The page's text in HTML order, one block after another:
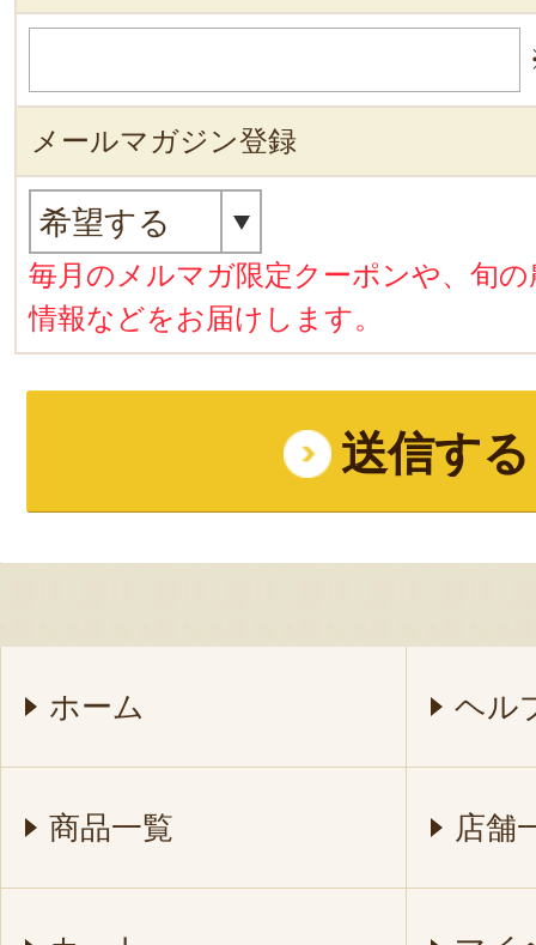
メールマガジン登録
毎月のメルマガ限定クーポンや、旬
情報などをお届けします。
ホーム ヘル
商品一覧 店舗